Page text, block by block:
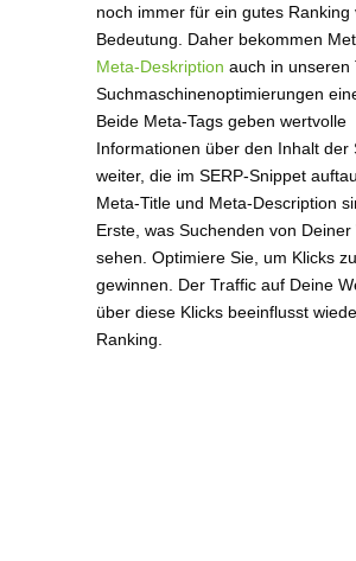
noch immer für ein gutes Ranking
Bedeutung. Daher bekommen
Meta-Deskription auch in unseren
Suchmaschinenoptimierungen
Beide Meta-Tags geben wertvolle
Informationen über den Inhalt der
weiter, die im SERP-Snippet
Meta-Title und Meta-Description
Erste, was Suchenden von Deiner
sehen. Optimiere Sie, um Klicks zu
gewinnen. Der Traffic auf Deine
über diese Klicks beeinflusst
Ranking.